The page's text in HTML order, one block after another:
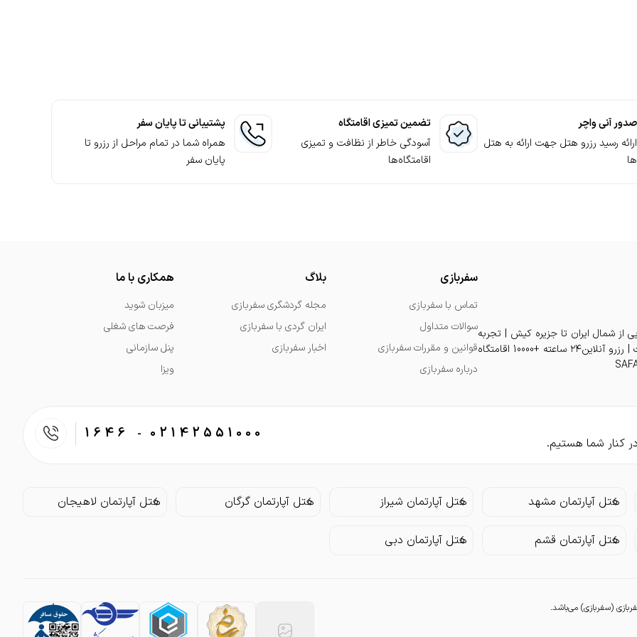
صدور آنی واچر
ارائه رسید رزرو هتل جهت ارائه به هتل
ها
تضمین تمیزی اقامتگاه
آسودگی خاطر از نظافت و تمیزی
اقامتگاه‌ها
پشتیبانی تا پایان سفر
همراه شما در تمام مراحل از رزرو تا
پایان سفر
از شمال ایران تا جزیره کیش | تجربه
اقامت دلنشین در بهترین هتل و ویلا و آپارتمان و سوئیت با بهترین قیمت | رزرو آنلاین۲۴ ساعته +10000 اقامتگاه
سفربازی
تماس با سفربازی
سوالات متداول
قوانین و مقررات سفربازی
درباره سفربازی
بلاگ
مجله گردشگری سفربازی
ایران گردی با سفربازی
اخبار سفربازی
همکاری با ما
میزبان شوید
فرصت های شغلی
پنل سازمانی
ویزا
02142551000
-
1646
هتل آپارتمان مشهد هتل آپارتمان شیراز هتل آپارتمان گرگان هتل آپارتمان لاهیجان
هتل آپارتمان قشم هتل آپارتمان دبی
(سفربازی) می‌باشد.